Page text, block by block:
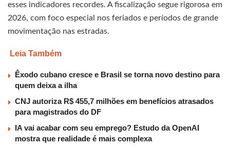
esses indicadores recordes. A fiscalização segue rigorosa em
2026, com foco especial nos feriados e períodos de grande
movimentação nas estradas.
Leia Também
Êxodo cubano cresce e Brasil se torna novo destino para
quem deixa a ilha
CNJ autoriza R$ 455,7 milhões em benefícios atrasados
para magistrados do DF
IA vai acabar com seu emprego? Estudo da OpenAI
mostra que realidade é mais complexa